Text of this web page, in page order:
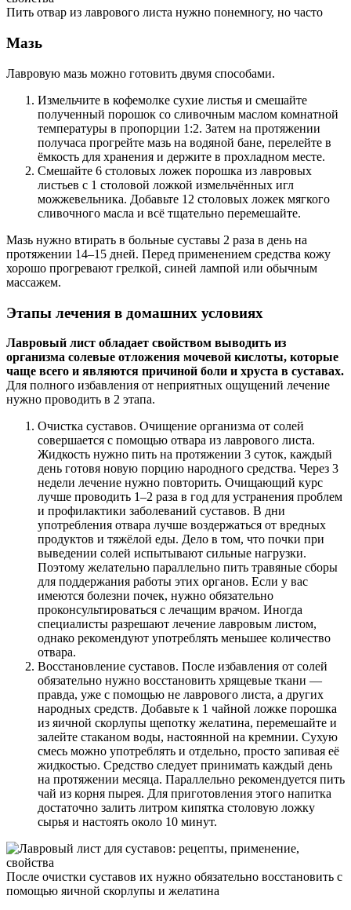
Пить отвар из лаврового листа нужно понемногу, но часто
Мазь
Лавровую мазь можно готовить двумя способами.
Измельчите в кофемолке сухие листья и смешайте
полученный порошок со сливочным маслом комнатной
температуры в пропорции 1:2. Затем на протяжении
получаса прогрейте мазь на водяной бане, перелейте в
ёмкость для хранения и держите в прохладном месте.
Смешайте 6 столовых ложек порошка из лавровых
листьев с 1 столовой ложкой измельчённых игл
можжевельника. Добавьте 12 столовых ложек мягкого
сливочного масла и всё тщательно перемешайте.
Мазь нужно втирать в больные суставы 2 раза в день на
протяжении 14–15 дней. Перед применением средства кожу
хорошо прогревают грелкой, синей лампой или обычным
массажем.
Этапы лечения в домашних условиях
Лавровый лист обладает свойством выводить из
организма солевые отложения мочевой кислоты, которые
чаще всего и являются причиной боли и хруста в суставах.
Для полного избавления от неприятных ощущений лечение
нужно проводить в 2 этапа.
Очистка суставов. Очищение организма от солей
совершается с помощью отвара из лаврового листа.
Жидкость нужно пить на протяжении 3 суток, каждый
день готовя новую порцию народного средства. Через 3
недели лечение нужно повторить. Очищающий курс
лучше проводить 1–2 раза в год для устранения проблем
и профилактики заболеваний суставов. В дни
употребления отвара лучше воздержаться от вредных
продуктов и тяжёлой еды. Дело в том, что почки при
выведении солей испытывают сильные нагрузки.
Поэтому желательно параллельно пить травяные сборы
для поддержания работы этих органов. Если у вас
имеются болезни почек, нужно обязательно
проконсультироваться с лечащим врачом. Иногда
специалисты разрешают лечение лавровым листом,
однако рекомендуют употреблять меньшее количество
отвара.
Восстановление суставов. После избавления от солей
обязательно нужно восстановить хрящевые ткани —
правда, уже с помощью не лаврового листа, а других
народных средств. Добавьте к 1 чайной ложке порошка
из яичной скорлупы щепотку желатина, перемешайте и
залейте стаканом воды, настоянной на кремнии. Сухую
смесь можно употреблять и отдельно, просто запивая её
жидкостью. Средство следует принимать каждый день
на протяжении месяца. Параллельно рекомендуется пить
чай из корня пырея. Для приготовления этого напитка
достаточно залить литром кипятка столовую ложку
сырья и настоять около 10 минут.
После очистки суставов их нужно обязательно восстановить с
помощью яичной скорлупы и желатина